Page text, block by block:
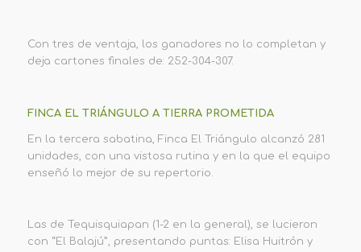
Con tres de ventaja, los ganadores no lo completan y
deja cartones finales de: 252-304-307.
FINCA EL TRIÁNGULO A TIERRA PROMETIDA
En la tercera sabatina, Finca El Triángulo alcanzó 281
unidades, con una vistosa rutina y en la que el equipo
enseñó lo mejor de su repertorio.
Las de Tequisquiapan (1-2 en la general), se lucieron
con “El Balajú”, presentando puntas: Elisa Huitrón y